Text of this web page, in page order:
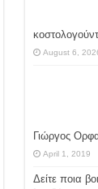
August 6,
Γιώργος
April 1, 2019
Δείτε ποια